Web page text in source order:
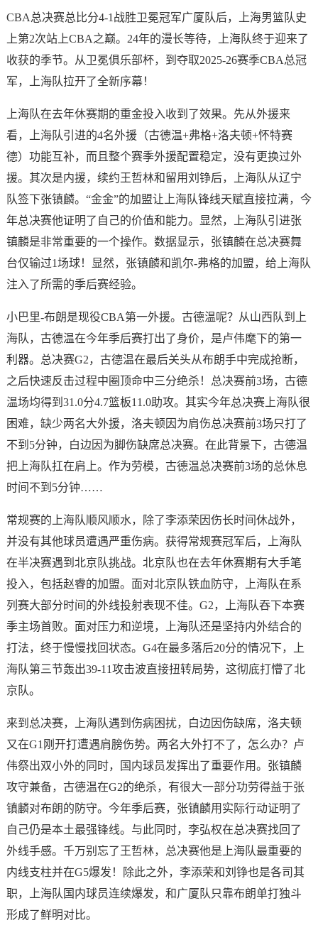
CBA总决赛总比分4-1战胜卫冕冠军广厦队后，上海男篮队史
上第2次站上CBA之巅。24年的漫长等待，上海队终于迎来了
收获的季节。从卫冕俱乐部杯，到夺取2025-26赛季CBA总冠
军，上海队拉开了全新序幕！
上海队在去年休赛期的重金投入收到了效果。先从外援来
看，上海队引进的4名外援（古德温+弗格+洛夫顿+怀特赛
德）功能互补，而且整个赛季外援配置稳定，没有更换过外
援。其次是内援，续约王哲林和留用刘铮后，上海队从辽宁
队签下张镇麟。“金金”的加盟让上海队锋线天赋直接拉满，今
年总决赛他证明了自己的价值和能力。显然，上海队引进张
镇麟是非常重要的一个操作。数据显示，张镇麟在总决赛舞
台仅输过1场球！显然，张镇麟和凯尔-弗格的加盟，给上海队
注入了所需的季后赛经验。
小巴里-布朗是现役CBA第一外援。古德温呢？从山西队到上
海队，古德温在今年季后赛打出了身价，是卢伟麾下的第一
利器。总决赛G2，古德温在最后关头从布朗手中完成抢断，
之后快速反击过程中圈顶命中三分绝杀！总决赛前3场，古德
温场均得到31.0分4.7篮板11.0助攻。其实今年总决赛上海队很
困难，缺少两名大外援，洛夫顿因为肩伤总决赛前3场只打了
不到5分钟，白边因为脚伤缺席总决赛。在此背景下，古德温
把上海队扛在肩上。作为劳模，古德温总决赛前3场的总休息
时间不到5分钟……
常规赛的上海队顺风顺水，除了李添荣因伤长时间休战外，
并没有其他球员遭遇严重伤病。获得常规赛冠军后，上海队
在半决赛遇到北京队挑战。北京队也在去年休赛期有大手笔
投入，包括赵睿的加盟。面对北京队铁血防守，上海队在系
列赛大部分时间的外线投射表现不佳。G2，上海队吞下本赛
季主场首败。面对压力和逆境，上海队还是坚持内外结合的
打法，终于慢慢找回状态。G4在最多落后20分的情况下，上
海队第三节轰出39-11攻击波直接扭转局势，这彻底打懵了北
京队。
来到总决赛，上海队遇到伤病困扰，白边因伤缺席，洛夫顿
又在G1刚开打遭遇肩膀伤势。两名大外打不了，怎么办？卢
伟祭出双小外的同时，国内球员发挥出了重要作用。张镇麟
攻守兼备，古德温在G2的绝杀，有很大一部分功劳得益于张
镇麟对布朗的防守。今年季后赛，张镇麟用实际行动证明了
自己仍是本土最强锋线。与此同时，李弘权在总决赛找回了
外线手感。千万别忘了王哲林，总决赛他是上海队最重要的
内线支柱并在G5爆发！除此之外，李添荣和刘铮也是各司其
职，上海队国内球员连续爆发，和广厦队只靠布朗单打独斗
形成了鲜明对比。